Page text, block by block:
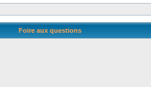
Foire aux questions